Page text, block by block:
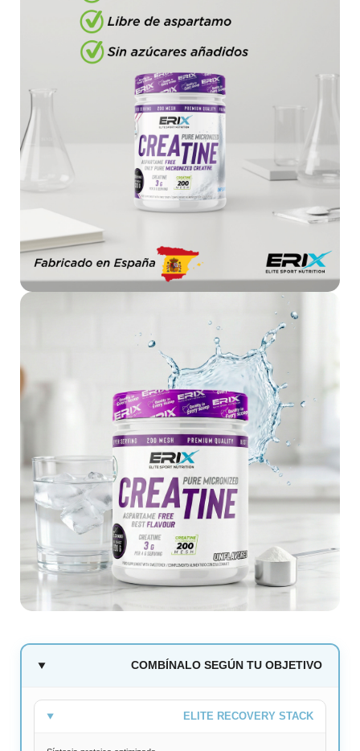
COMBÍNALO SEGÚN TU OBJETIVO
ELITE RECOVERY STACK